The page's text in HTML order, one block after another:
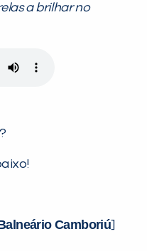
a brilhar no
Camboriú]